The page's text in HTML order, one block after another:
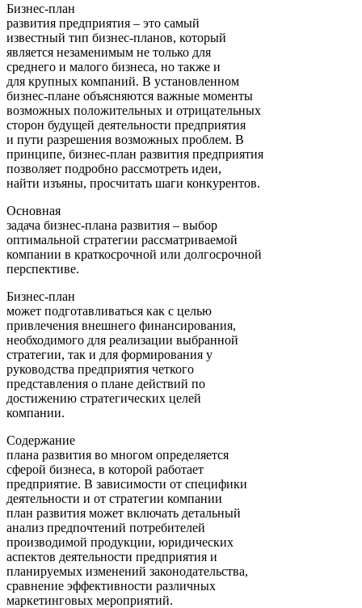
Бизнес-план
развития предприятия – это самый
известный тип бизнес-планов, который
является незаменимым не только для
среднего и малого бизнеса, но также и
для крупных компаний. В установленном
бизнес-плане объясняются важные моменты
возможных положительных и отрицательных
сторон будущей деятельности предприятия
и пути разрешения возможных проблем. В
принципе, бизнес-план развития предприятия
позволяет подробно рассмотреть идеи,
найти изъяны, просчитать шаги конкурентов.
Основная
задача бизнес-плана развития – выбор
оптимальной стратегии рассматриваемой
компании в краткосрочной или долгосрочной
перспективе.
Бизнес-план
может подготавливаться как с целью
привлечения внешнего финансирования,
необходимого для реализации выбранной
стратегии, так и для формирования у
руководства предприятия четкого
представления о плане действий по
достижению стратегических целей
компании.
Содержание
плана развития во многом определяется
сферой бизнеса, в которой работает
предприятие. В зависимости от специфики
деятельности и от стратегии компании
план развития может включать детальный
анализ предпочтений потребителей
производимой продукции, юридических
аспектов деятельности предприятия и
планируемых изменений законодательства,
сравнение эффективности различных
маркетинговых мероприятий.